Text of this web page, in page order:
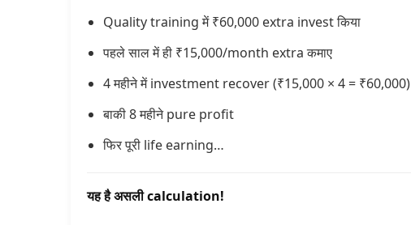
Quality training में ₹60,000 extra invest किया
पहले साल में ही ₹15,000/month extra कमाए
4 महीने में investment recover (₹15,000 × 4 = ₹60,000)
बाकी 8 महीने pure profit
फिर पूरी life earning…
यह है असली calculation!